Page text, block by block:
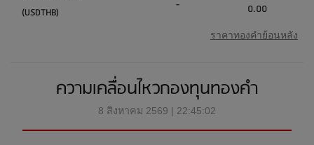
(USDTHB) - 0.00
ราคาทองคำย้อนหลัง
ความเคลื่อนไหวกองทุนทองคำ
8 สิงหาคม 2569 | 22:45:02